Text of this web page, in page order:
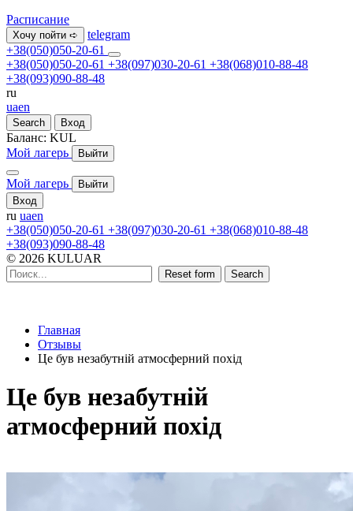
Расписание
Хочу пойти ➪
telegram
+38(050)050-20-61
+38(050)050-20-61 +38(097)030-20-61 +38(068)010-88-48
+38(093)090-88-48
ru
uaen
Search Вход
Баланс: KUL
Мой лагерь
Выйти
Мой лагерь
Выйти
Вход
ru uaen
+38(050)050-20-61 +38(097)030-20-61 +38(068)010-88-48
+38(093)090-88-48
© 2026 KULUAR
Reset form Search
Главная
Отзывы
Це був незабутній атмосферний похід
Це був незабутній
атмосферний похід